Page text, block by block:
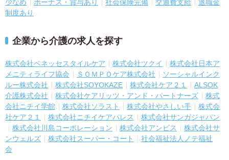
少なめ ボーナス・賞与あり 社会保険完備 交通費支給
退職金
制度あり
企業から介護の求人を探す
株式会社ベネッセスタイルケア 株式会社ツクイ
株式会社日本ア
メニティライフ協会
ＳＯＭＰＯケア株式会社
ソーシャルインク
ルー株式会社
株式会社SOYOKAZE 株式会社ケア２１
ALSOK
介護株式会社
株式会社ケアリッツ・アンド・パートナーズ
株式
会社ニチイ学館
株式会社ソラスト 株式会社やさしい手
株式会
社ケア２１
株式会社ニチイケアパレス
株式会社サンガジャパン
株式会社川島コーポレーション
株式会社アンビス
株式会社サ
ンウェルズ
株式会社スーパー・コート
社会福祉法人ノテ福祉
会